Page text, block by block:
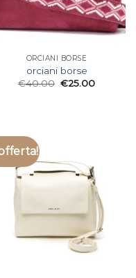
ORCIANI BORSE
orciani borse
€40.00 €25.00